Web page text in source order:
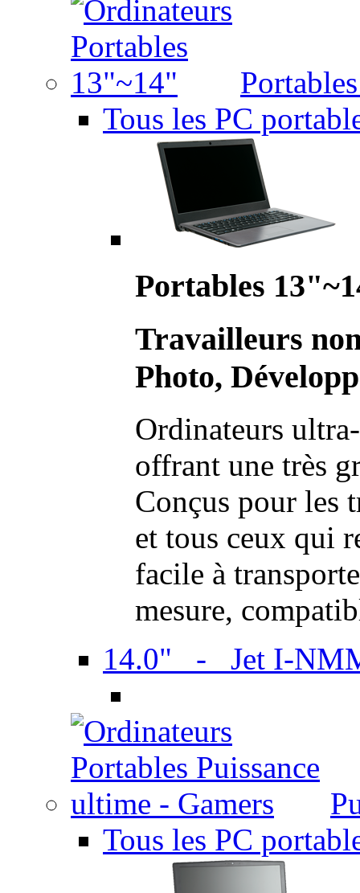
Tous les PC
Portables
Travailleurs
Photo,
Ordinateurs
offrant une très
Conçus pour les
et tous ceux qui
facile à
mesure,
14.0" - Jet I-
Tous les PC